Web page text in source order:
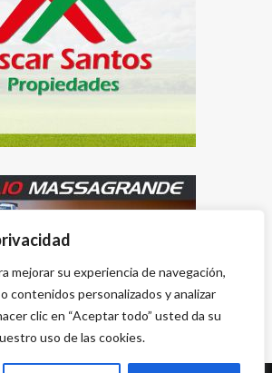
mejorar su experiencia de navegación,
contenidos personalizados y analizar
clic en “Aceptar todo” usted da su
uso de las cookies.